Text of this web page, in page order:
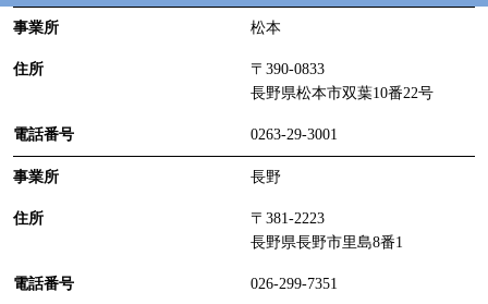
松本
〒390-0833
長野県松本市双葉10番22号
0263-29-3001
長野
〒381-2223
長野県長野市里島8番1
026-299-7351